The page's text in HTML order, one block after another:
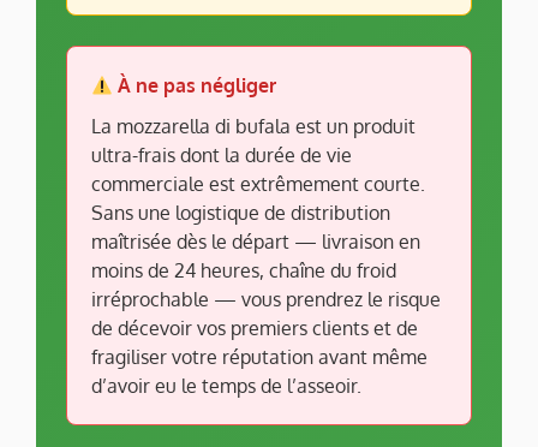
À ne pas négliger
La mozzarella di bufala est un produit
ultra-frais dont la durée de vie
commerciale est extrêmement courte.
Sans une logistique de distribution
maîtrisée dès le départ — livraison en
moins de 24 heures, chaîne du froid
irréprochable — vous prendrez le risque
de décevoir vos premiers clients et de
fragiliser votre réputation avant même
d’avoir eu le temps de l’asseoir.